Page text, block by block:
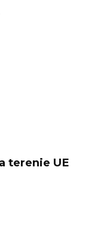
terenie UE